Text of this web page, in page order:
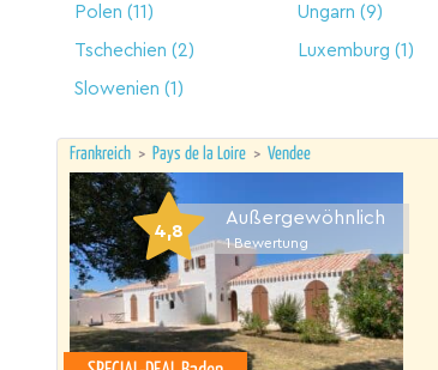
Polen (11) Ungarn (9)
Tschechien (2) Luxemburg (1)
Slowenien (1)
Frankreich > Pays de la Loire > Vendee
4,8
Außergewöhnlich
1 Bewertung